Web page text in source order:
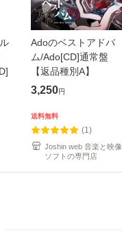
Adoのベストアドバ
ム/Ado[CD]通常盤
【返品種別A】
3,250円
送料無料
(1)
Joshin web 音楽と映像
ソフトの専門店